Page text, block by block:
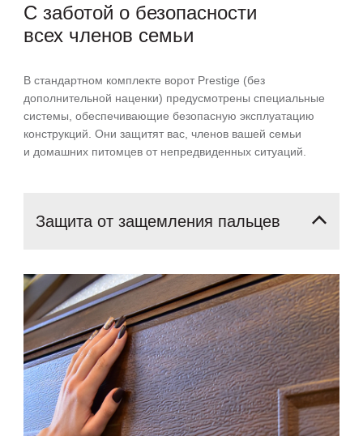
С заботой о безопасности
всех членов семьи
В стандартном комплекте ворот Prestige (без
дополнительной наценки) предусмотрены специальные
системы, обеспечивающие безопасную эксплуатацию
конструкций. Они защитят вас, членов вашей семьи
и домашних питомцев от непредвиденных ситуаций.
Защита от защемления пальцев